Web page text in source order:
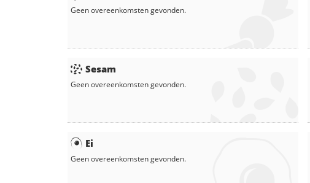
Geen overeenkomsten gevonden.
Sesam
Geen overeenkomsten gevonden.
Ei
Geen overeenkomsten gevonden.